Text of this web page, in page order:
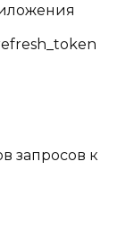
запросов к